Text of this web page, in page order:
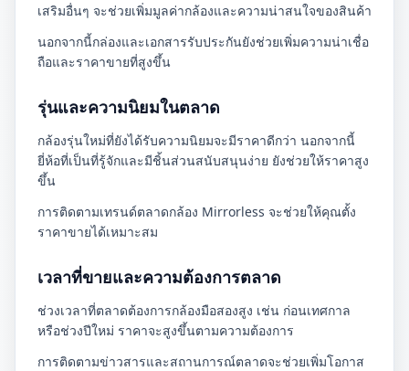
เสริมอื่นๆ จะช่วยเพิ่มมูลค่ากล้องและความน่าสนใจของสินค้า
นอกจากนี้กล่องและเอกสารรับประกันยังช่วยเพิ่มความน่าเชื่อ
ถือและราคาขายที่สูงขึ้น
รุ่นและความนิยมในตลาด
กล้องรุ่นใหม่ที่ยังได้รับความนิยมจะมีราคาดีกว่า นอกจากนี้
ยี่ห้อที่เป็นที่รู้จักและมีชิ้นส่วนสนับสนุนง่าย ยังช่วยให้ราคาสูง
ขึ้น
การติดตามเทรนด์ตลาดกล้อง Mirrorless จะช่วยให้คุณตั้ง
ราคาขายได้เหมาะสม
เวลาที่ขายและความต้องการตลาด
ช่วงเวลาที่ตลาดต้องการกล้องมือสองสูง เช่น ก่อนเทศกาล
หรือช่วงปีใหม่ ราคาจะสูงขึ้นตามความต้องการ
การติดตามข่าวสารและสถานการณ์ตลาดจะช่วยเพิ่มโอกาส